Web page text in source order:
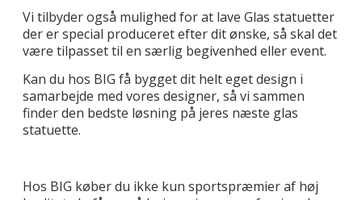
Vi tilbyder også mulighed for at lave Glas statuetter
der er special produceret efter dit ønske, så skal det
være tilpasset til en særlig begivenhed eller event.
Kan du hos BIG få bygget dit helt eget design i
samarbejde med vores designer, så vi sammen
finder den bedste løsning på jeres næste glas
statuette.
Hos BIG køber du ikke kun sportspræmier af høj